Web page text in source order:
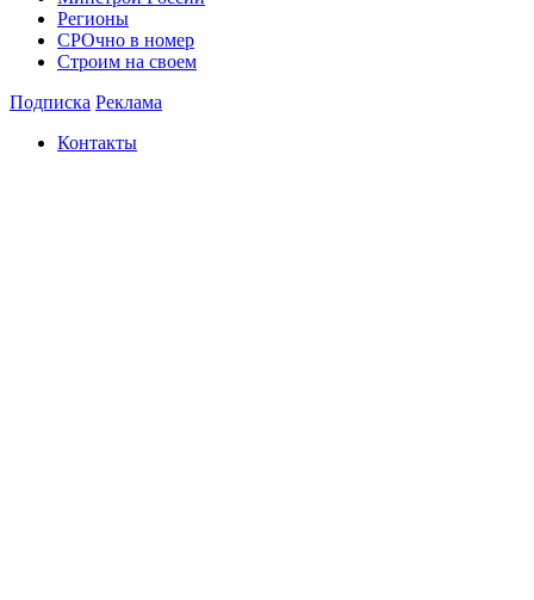
Регионы
СРОчно в номер
Строим на своем
Подписка Реклама
Контакты